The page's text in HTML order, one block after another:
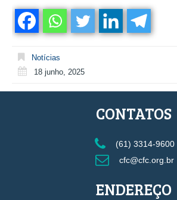
Notícias
18 junho, 2025
CONTATOS
(61) 3314-9600
cfc@cfc.org.br
ENDEREÇO